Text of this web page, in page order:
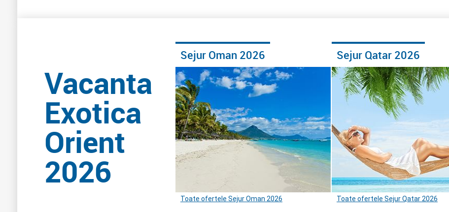
Vacanta
Exotica
Orient
2026
Sejur Oman 2026
Toate ofertele Sejur Oman 2026
Sejur Qatar 2026
Toate ofertele Sejur Qatar 2026